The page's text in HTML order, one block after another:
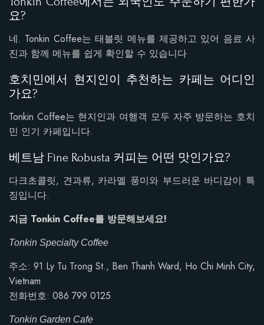
요?
네. Tonkin Coffee는 태블릿 메뉴를 제공하고 있어 음료 사
진과 함께 메뉴를 쉽게 확인할 수 있습니다
호치민에서 현지인이 추천하는 카페는 어디인
가요?
Tonkin Coffee는 현지인과 여행객 모두 자주 방문하는 호치
민 인기 카페입니다.
베트남 Fine Robusta 커피는 어떤 맛인가요?
다크초콜릿, 견과류, 카라멜 풍미와 부드러운 바디감이 특
징입니다.
지금 Tonkin Coffee를 방문해보세요!
Tonkin Specialty Coffee
주소: 91 Ly Tu Trong St., Ben Thanh Ward, Ho Chi Minh City,
Vietnam
전화번호: 086 799 0125
Tonkin Garden Cafe